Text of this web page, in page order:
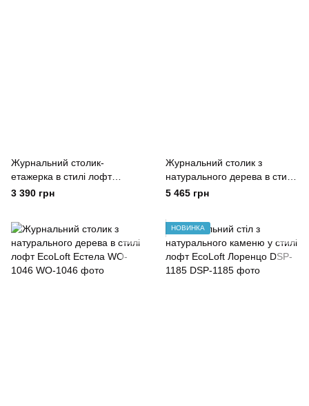
Журнальний столик-
етажерка в стилі лофт
EcoLoft Мервин DSP-1451
3 390 грн
Журнальний столик з
натурального дерева в стилі
лофт EcoLoft WO-1009
5 465 грн
НОВИНКА